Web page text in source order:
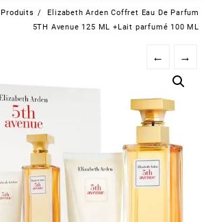
Produits
Elizabeth Arden Coffret Eau De Parfum
5TH Avenue 125 ML +Lait parfumé 100 ML
← →